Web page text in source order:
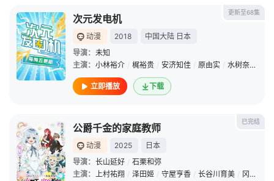
更新至68集
次元发电机
动漫 2018 中国大陆 日本
导演： 未知
主演： 小林裕介 / 梶裕贵 / 安济知佳 / 原由实 / 水树奈奈
立即播放 下载
已完结
公爵千金的家庭教师
动漫 2025
日本
导演： 长山延好 / 石栗和弥
主演： 上村祐翔 / 泽田姬 / 守屋亨香 / 长谷川育美 / 冈咲美保